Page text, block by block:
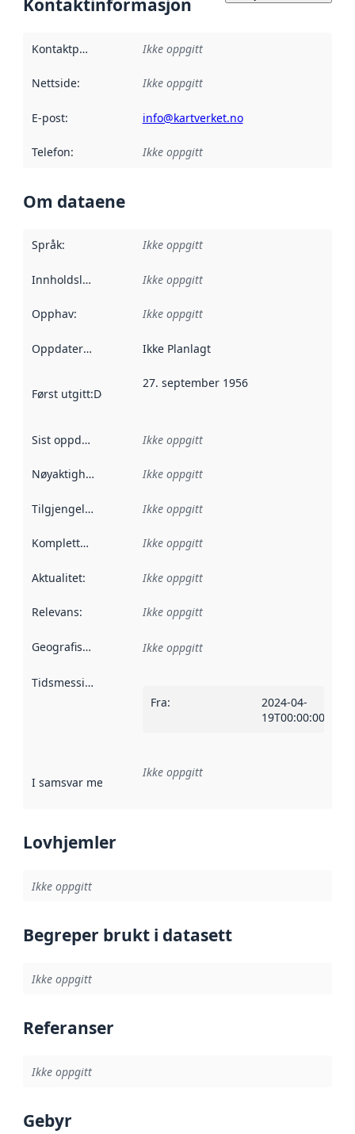
Kontaktinformasjon
Kontaktpunkt Ikke oppgitt
Nettside: Ikke oppgitt
E-post: info@kartverket.no
Telefon: Ikke oppgitt
Om dataene
Språk: Ikke oppgitt
Innholdsleverandører :
Ikke oppgitt
Opphav: Ikke oppgitt
Oppdateringsfrekvens :
Ikke Planlagt
Først utgitt:Denne datoen sier når dataene i dette
27. september 1956
Sist oppdatert Ikke oppgitt
Nøyaktighet Ikke oppgitt
Tilgjengelighet Ikke oppgitt
Kompletthet Ikke oppgitt
Aktualitet: Ikke oppgitt
Relevans: Ikke oppgitt
Geografisk avgrensning :
Ikke oppgitt
Tidsmessig avgrensning
Fra:
2024-04-
19T00:00:00Z
I samsvar med Referanse til en implementasjonsregel
Ikke oppgitt
Lovhjemler
Ikke oppgitt
Begreper brukt i datasett
Ikke oppgitt
Referanser
Ikke oppgitt
Gebyr